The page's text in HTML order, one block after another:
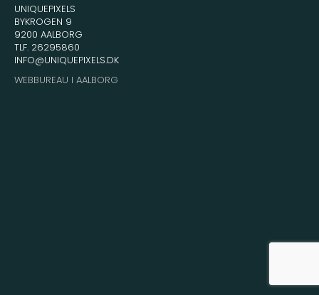
UNIQUEPIXELS
BYKROGEN 9
9200 AALBORG
TLF. 26295860
INFO@UNIQUEPIXELS.DK
WEBBUREAU I AALBORG